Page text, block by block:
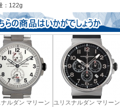
：122g
ルダン マリーン ユリスナルダン マリーン